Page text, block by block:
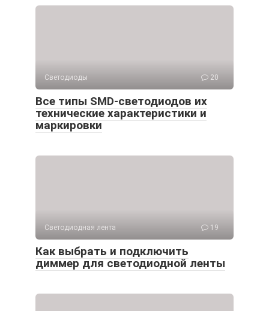
Светодиоды 20
Все типы SMD-светодиодов их
технические характеристики и
маркировки
Светодиодная лента 19
Как выбрать и подключить
диммер для светодиодной ленты